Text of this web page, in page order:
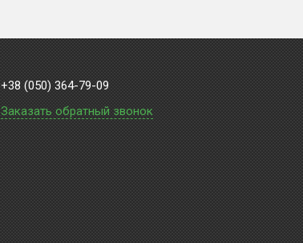
+38 (050) 364-79-09
Заказать обратный звонок